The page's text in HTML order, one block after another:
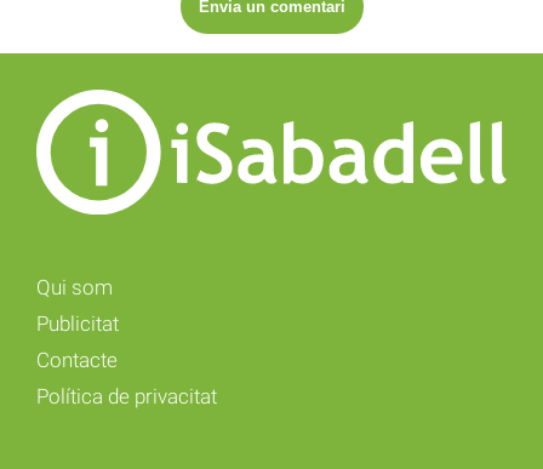
Qui som
Publicitat
Contacte
Política de privacitat